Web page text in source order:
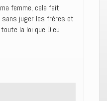
femme, cela fait
sans juger les frères et
la loi que Dieu